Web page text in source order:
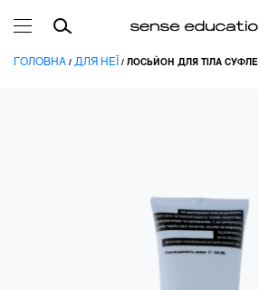
ГОЛОВНА / ДЛЯ НЕЇ / ЛОСЬЙОН ДЛЯ ТІЛА СУФЛЕ